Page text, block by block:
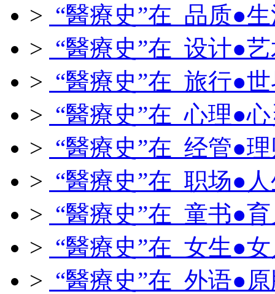
> “醫療史”在 品质●
> “醫療史”在 设计●
> “醫療史”在 旅行●
> “醫療史”在 心理●
> “醫療史”在 经管●
> “醫療史”在 职场●
> “醫療史”在 童书●
> “醫療史”在 女生●
> “醫療史”在 外语●